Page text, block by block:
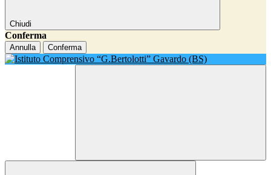
Chiudi
Conferma
Annulla Conferma